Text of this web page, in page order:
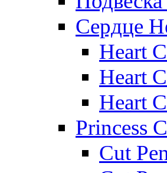
Сердце
Heart
Heart
Heart
Princess
Cut